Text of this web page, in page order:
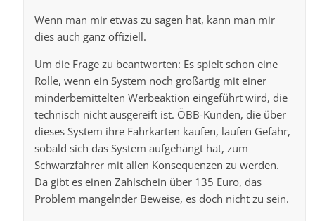
Wenn man mir etwas zu sagen hat, kann man mir
dies auch ganz offiziell.
Um die Frage zu beantworten: Es spielt schon eine
Rolle, wenn ein System noch großartig mit einer
minderbemittelten Werbeaktion eingeführt wird, die
technisch nicht ausgereift ist. ÖBB-Kunden, die über
dieses System ihre Fahrkarten kaufen, laufen Gefahr,
sobald sich das System aufgehängt hat, zum
Schwarzfahrer mit allen Konsequenzen zu werden.
Da gibt es einen Zahlschein über 135 Euro, das
Problem mangelnder Beweise, es doch nicht zu sein.